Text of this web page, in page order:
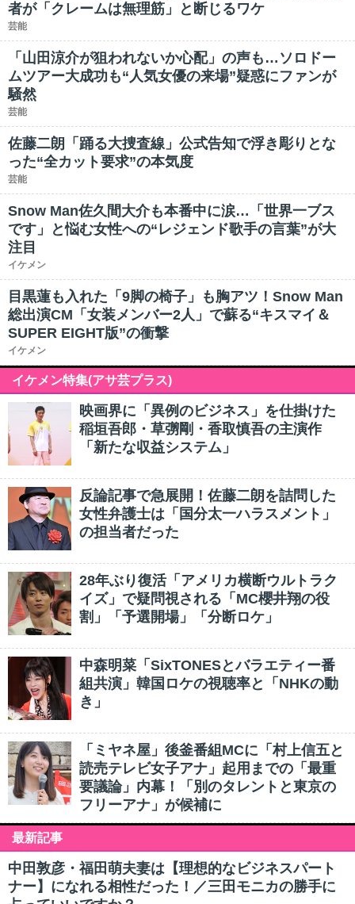
者が「クレームは無理筋」と断じるワケ
芸能
「山田涼介が狙われないか心配」の声も…ソロドー
ムツアー大成功も“人気女優の来場”疑惑にファンが
騒然
芸能
佐藤二朗「踊る大捜査線」公式告知で浮き彫りとな
った“全カット要求”の本気度
芸能
Snow Man佐久間大介も本番中に涙…「世界一ブス
です」と悩む女性への“レジェンド歌手の言葉”が大
注目
イケメン
目黒蓮も入れた「9脚の椅子」も胸アツ！Snow Man
総出演CM「女装メンバー2人」で蘇る“キスマイ＆
SUPER EIGHT版”の衝撃
イケメン
イケメン特集(アサ芸プラス)
映画界に「異例のビジネス」を仕掛けた
稲垣吾郎・草彅剛・香取慎吾の主演作
「新たな収益システム」
反論記事で急展開！佐藤二朗を詰問した
女性弁護士は「国分太一ハラスメント」
の担当者だった
28年ぶり復活「アメリカ横断ウルトラク
イズ」で疑問視される「MC櫻井翔の役
割」「予選開場」「分断ロケ」
中森明菜「SixTONESとバラエティー番
組共演」韓国ロケの視聴率と「NHKの動
き」
「ミヤネ屋」後釜番組MCに「村上信五と
読売テレビ女子アナ」起用までの「最重
要議論」内幕！「別のタレントと東京の
フリーアナ」が候補に
最新記事
中田敦彦・福田萌夫妻は【理想的なビジネスパート
ナー】になれる相性だった！／三田モニカの勝手に